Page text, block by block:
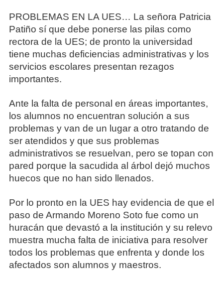
PROBLEMAS EN LA UES… La señora Patricia
Patiño sí que debe ponerse las pilas como
rectora de la UES; de pronto la universidad
tiene muchas deficiencias administrativas y los
servicios escolares presentan rezagos
importantes.
Ante la falta de personal en áreas importantes,
los alumnos no encuentran solución a sus
problemas y van de un lugar a otro tratando de
ser atendidos y que sus problemas
administrativos se resuelvan, pero se topan con
pared porque la sacudida al árbol dejó muchos
huecos que no han sido llenados.
Por lo pronto en la UES hay evidencia de que el
paso de Armando Moreno Soto fue como un
huracán que devastó a la institución y su relevo
muestra mucha falta de iniciativa para resolver
todos los problemas que enfrenta y donde los
afectados son alumnos y maestros.